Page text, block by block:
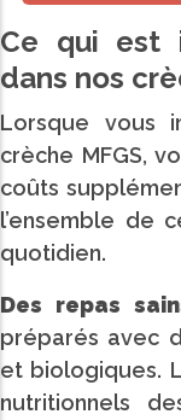
Ce qui est
dans nos
Lorsque vous
crèche MFGS,
coûts
l’ensemble de
quotidien.
Des repas
préparés avec
et biologiques.
nutritionnels